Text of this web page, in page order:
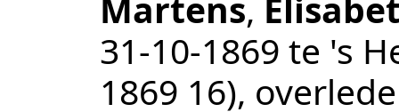
Martens,
31‑10‑1869 te 's
1869 16),